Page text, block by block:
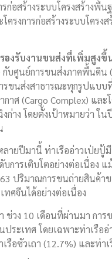
ก่อสร้างระบบโครงสร้าง
รงการก่อสร้างระบบโคร
รองรับงานขนส่งที่เพิ่มสูงขึ้
บศูนย์การขนส่งภาคพื้นดิน
รขนส่งสาธารณะทุกรูปแบ
าศ (Cargo Complex) แ
งก่าง โดยตั้งเป้าหมายว่า
ายปีมานี้ ท่าเรืออ่าวเป่ยปู้
การเติบโตอย่างต่อเนื่อง
ปริมาณการขนถ่ายสินค้า
ทศจีนได้อย่างต่อเนื่อง
ช่วง 10 เดือนที่ผ่านมา ก
ระเทศ โดยเฉพาะท่าเรื
รือซัวเถา (12.7%) และท่า